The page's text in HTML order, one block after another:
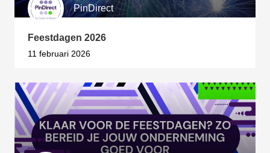
PinDirect
Feestdagen 2026
11 februari 2026